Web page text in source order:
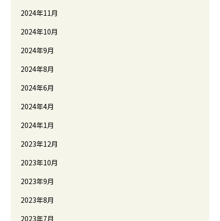
2024年11月
2024年10月
2024年9月
2024年8月
2024年6月
2024年4月
2024年1月
2023年12月
2023年10月
2023年9月
2023年8月
2023年7月